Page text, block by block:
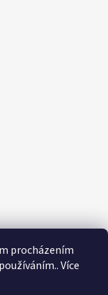
procházením
Více